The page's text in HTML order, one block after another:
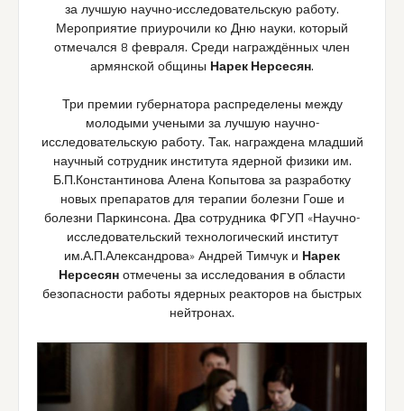
за лучшую научно-исследовательскую работу.
Мероприятие приурочили ко Дню науки, который
отмечался 8 февраля. Среди награждённых член
армянской общины Нарек Нерсесян.
Три премии губернатора распределены между
молодыми учеными за лучшую научно-
исследовательскую работу. Так, награждена младший
научный сотрудник института ядерной физики им.
Б.П.Константинова Алена Копытова за разработку
новых препаратов для терапии болезни Гоше и
болезни Паркинсона. Два сотрудника ФГУП «Научно-
исследовательский технологический институт
им.А.П.Александрова» Андрей Тимчук и Нарек
Нерсесян отмечены за исследования в области
безопасности работы ядерных реакторов на быстрых
нейтронах.